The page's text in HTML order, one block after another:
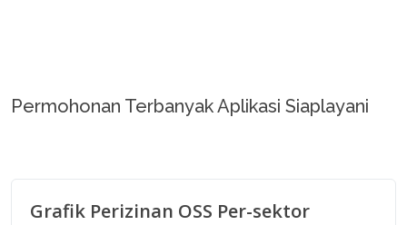
Permohonan Terbanyak Aplikasi Siaplayani
Grafik Perizinan OSS Per-sektor